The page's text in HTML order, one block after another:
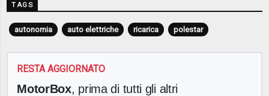
TAGS
autonomia auto elettriche ricarica polestar
RESTA AGGIORNATO
MotorBox, prima di tutti gli altri